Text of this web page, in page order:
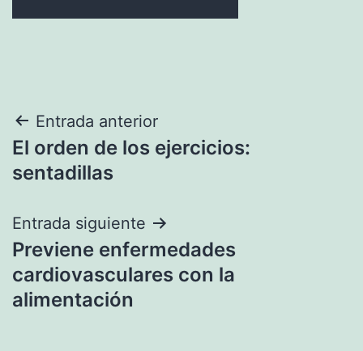
Navegación
de
Entrada anterior
El orden de los ejercicios:
sentadillas
Entrada siguiente
Previene enfermedades
cardiovasculares con la
alimentación